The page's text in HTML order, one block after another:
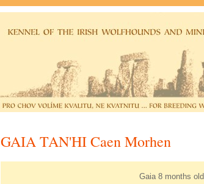
GAIA TAN'HI Caen Morhen
Gaia 8 months old